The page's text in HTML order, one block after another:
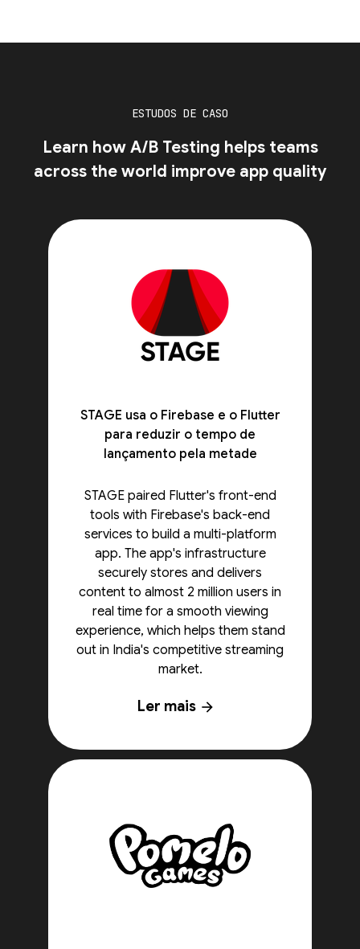
ESTUDOS DE CASO
Learn how A/B Testing helps teams
across the world improve app quality
STAGE usa o Firebase e o Flutter
para reduzir o tempo de
lançamento pela metade
STAGE paired Flutter's front-end
tools with Firebase's back-end
services to build a multi-platform
app. The app's infrastructure
securely stores and delivers
content to almost 2 million users in
real time for a smooth viewing
experience, which helps them stand
out in India's competitive streaming
market.
Ler mais arrow_forward